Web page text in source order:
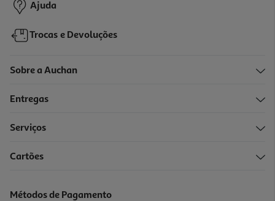
Ajuda
Trocas e Devoluções
Sobre a Auchan
Entregas
Serviços
Cartões
Métodos de Pagamento